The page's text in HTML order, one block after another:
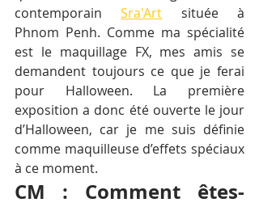
contemporain Sra'Art située à
Phnom Penh. Comme ma spécialité
est le maquillage FX, mes amis se
demandent toujours ce que je ferai
pour Halloween. La première
exposition a donc été ouverte le jour
d’Halloween, car je me suis définie
comme maquilleuse d’effets spéciaux
à ce moment.
CM : Comment êtes-